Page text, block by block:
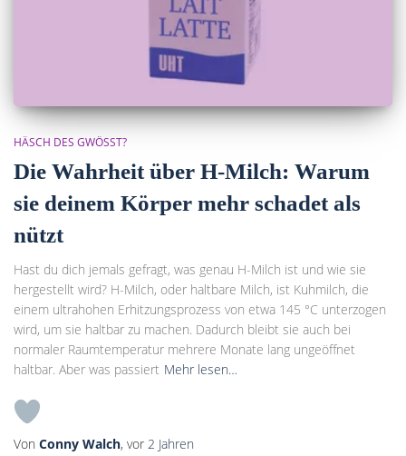
HÄSCH DES GWÖSST?
Die Wahrheit über H-Milch: Warum
sie deinem Körper mehr schadet als
nützt
Hast du dich jemals gefragt, was genau H-Milch ist und wie sie
hergestellt wird? H-Milch, oder haltbare Milch, ist Kuhmilch, die
einem ultrahohen Erhitzungsprozess von etwa 145 °C unterzogen
wird, um sie haltbar zu machen. Dadurch bleibt sie auch bei
normaler Raumtemperatur mehrere Monate lang ungeöffnet
haltbar. Aber was passiert Mehr lesen…
Von Conny Walch, vor 2 Jahren